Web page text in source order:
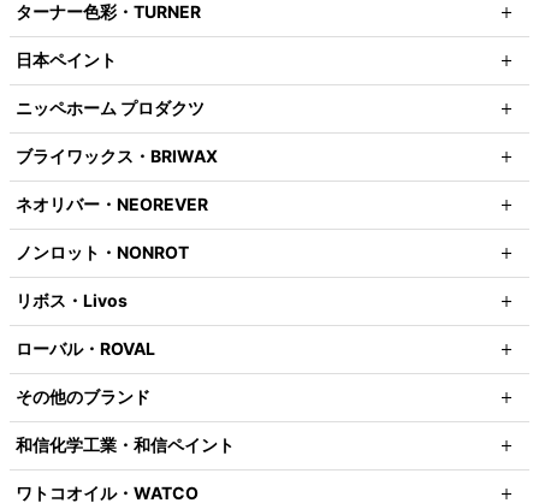
ターナー色彩・TURNER
日本ペイント
ニッペホーム プロダクツ
ブライワックス・BRIWAX
ネオリバー・NEOREVER
ノンロット・NONROT
リボス・Livos
ローバル・ROVAL
その他のブランド
和信化学工業・和信ペイント
ワトコオイル・WATCO